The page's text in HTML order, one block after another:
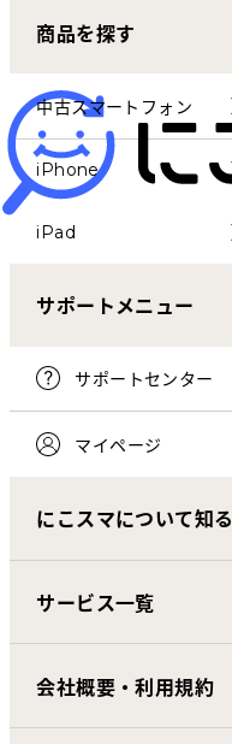
にこスマ通信
マイページ
商品を探す
中古スマートフォン
iPhone
iPad
サポートメニュー
サポートセンター
マイページ
にこスマについて知る
サービス一覧
会社概要・利用規約